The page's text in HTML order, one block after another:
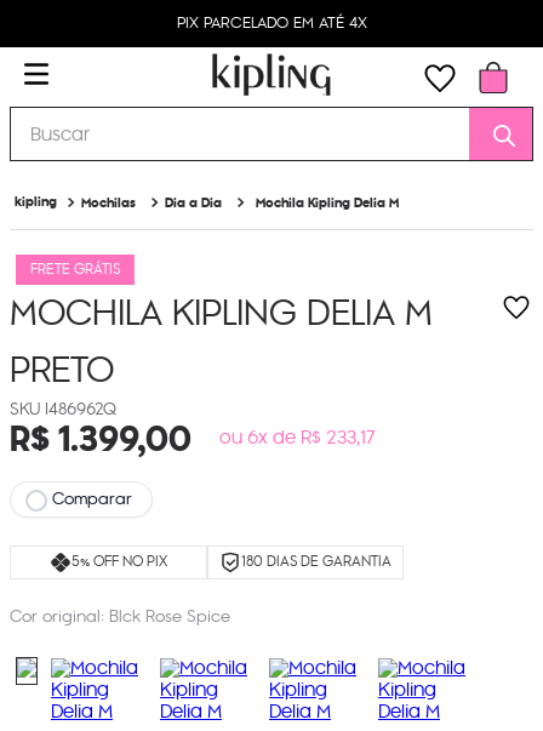
PIX PARCELADO EM ATÉ 4X
Buscar
Mochilas Dia a Dia Mochila Kipling Delia M
FRETE GRÁTIS
MOCHILA KIPLING DELIA M
PRETO
I486962Q
R$1.399,00 ou 6x de R$ 233,17
Comparar
5% OFF NO PIX 180 DIAS DE GARANTIA
Cor original: Blck Rose Spice